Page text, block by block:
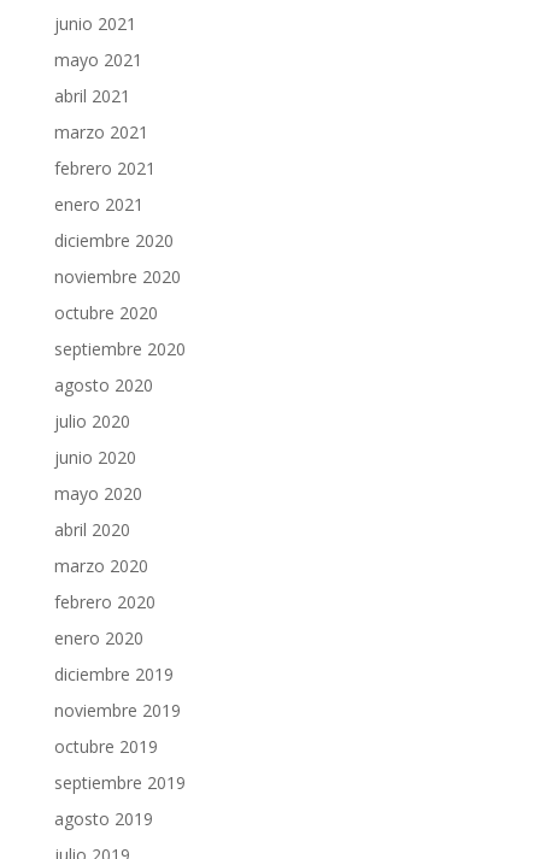
junio 2021
mayo 2021
abril 2021
marzo 2021
febrero 2021
enero 2021
diciembre 2020
noviembre 2020
octubre 2020
septiembre 2020
agosto 2020
julio 2020
junio 2020
mayo 2020
abril 2020
marzo 2020
febrero 2020
enero 2020
diciembre 2019
noviembre 2019
octubre 2019
septiembre 2019
agosto 2019